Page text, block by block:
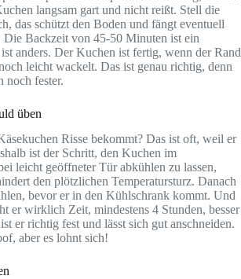
langsam gart und nicht reißt. Stell die
das schützt den Boden und fängt eventuell
Die Backzeit von 45-50 Minuten ist ein
anders. Der Kuchen ist fertig, wenn der Rand
leicht wackelt. Das ist genau richtig, denn
noch fester.
üben
Risse bekommt? Das ist oft, weil er
ist der Schritt, den Kuchen im
leicht geöffneter Tür abkühlen zu lassen,
den plötzlichen Temperatursturz. Danach
bevor er in den Kühlschrank kommt. Und
er wirklich Zeit, mindestens 4 Stunden, besser
er richtig fest und lässt sich gut anschneiden.
aber es lohnt sich!